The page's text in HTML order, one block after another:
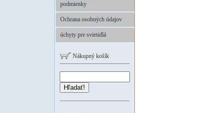
podmienky
Ochrana osobných údajov
úchyty pre svietidlá
Nákupný košík
Hľadať!